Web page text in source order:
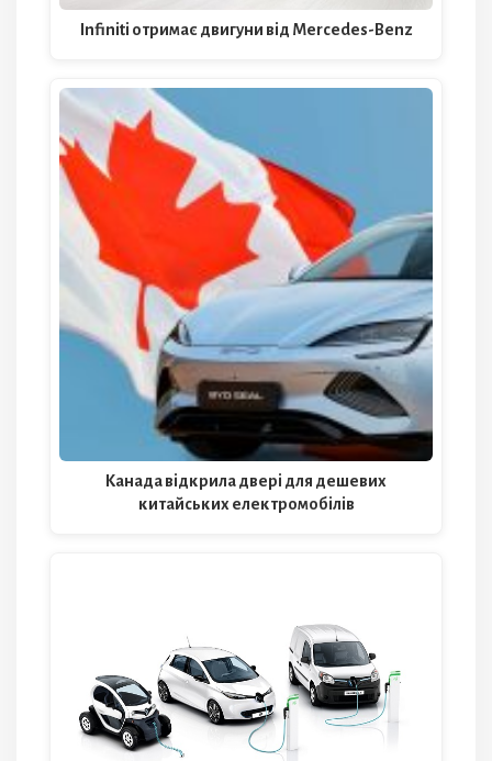
Infiniti отримає двигуни від Mercedes-Benz
Канада відкрила двері для дешевих
китайських електромобілів